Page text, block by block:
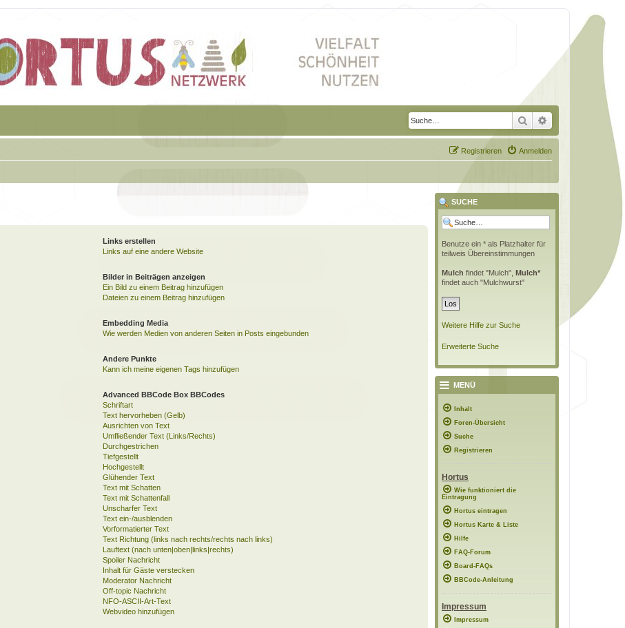
Suche Erweiterte Suche
Anmelden
Registrieren
Links erstellen
Links auf eine andere Website
Bilder in Beiträgen anzeigen
Ein Bild zu einem Beitrag hinzufügen
Dateien zu einem Beitrag hinzufügen
Embedding Media
Wie werden Medien von anderen Seiten in Posts eingebunden
Andere Punkte
Kann ich meine eigenen Tags hinzufügen
Advanced BBCode Box BBCodes
Schriftart
Text hervorheben (Gelb)
Ausrichten von Text
Umfließender Text (Links/Rechts)
Durchgestrichen
Tiefgestellt
Hochgestellt
Glühender Text
Text mit Schatten
Text mit Schattenfall
Unscharfer Text
Text ein-/ausblenden
Vorformatierter Text
Text Richtung (links nach rechts/rechts nach links)
Lauftext (nach unten|oben|links|rechts)
Spoiler Nachricht
Inhalt für Gäste verstecken
Moderator Nachricht
Off-topic Nachricht
NFO-ASCII-Art-Text
Webvideo hinzufügen
SUCHE
Benutze ein * als Platzhalter für
teilweis Übereinstimmungen
Mulch findet "Mulch", Mulch*
findet auch "Mulchwurst"
Weitere Hilfe zur Suche
Erweiterte Suche
MENÜ
Inhalt
Foren-Übersicht
Suche
Registrieren
Hortus
Wie funktioniert die
Eintragung
Hortus eintragen
Hortus Karte & Liste
Hilfe
FAQ-Forum
Board-FAQs
BBCode-Anleitung
Impressum
Impressum